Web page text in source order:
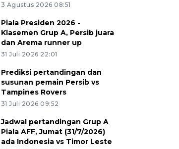
3 Agustus 2026 08:51
Piala Presiden 2026 -
Klasemen Grup A, Persib juara
dan Arema runner up
31 Juli 2026 22:01
Prediksi pertandingan dan
susunan pemain Persib vs
Tampines Rovers
31 Juli 2026 09:52
Jadwal pertandingan Grup A
Piala AFF, Jumat (31/7/2026)
ada Indonesia vs Timor Leste